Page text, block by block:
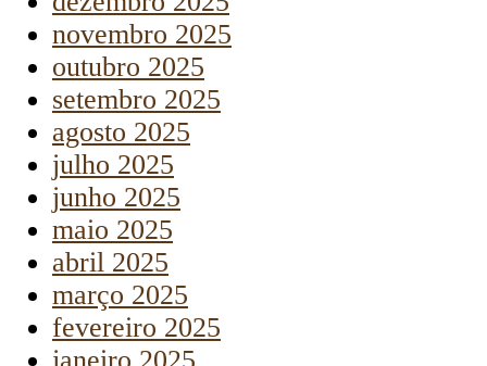
novembro 2025
outubro 2025
setembro 2025
agosto 2025
julho 2025
junho 2025
maio 2025
abril 2025
março 2025
fevereiro 2025